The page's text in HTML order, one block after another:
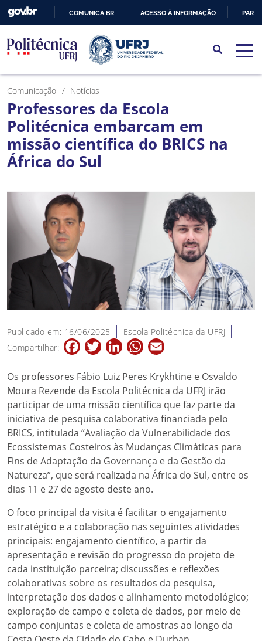
PARA
O
CONTEÚDO
COMUNICA BR ACESSO À INFORMAÇÃO
Comunicação Notícias
Professores da Escola
Politécnica embarcam em
missão científica do BRICS na
África do Sul
Publicado em: 16/06/2025
Escola Politécnica da UFRJ
Compartilhar:
FacebookTwitterLinkedInWhatsApp
Os professores Fábio Luiz Peres Krykhtine e Osvaldo
Moura Rezende da Escola Politécnica da UFRJ irão
participar de uma missão científica que faz parte da
iniciativa de pesquisa colaborativa financiada pelo
BRICS, intitulada “Avaliação da Vulnerabilidade dos
Ecossistemas Costeiros às Mudanças Climáticas para
Fins de Adaptação da Governança e da Gestão da
Natureza”, que será realizada na África do Sul, entre os
dias 11 e 27 de agosto deste ano.
O foco principal da visita é facilitar o engajamento
estratégico e a colaboração nas seguintes atividades
principais: engajamento científico, a partir da
apresentação e revisão do progresso do projeto de
cada instituição parceira; discussões e reflexões
colaborativas sobre os resultados da pesquisa,
interpretação dos dados e alinhamento metodológico;
exploração de campo e coleta de dados, por meio de
campo conjuntas e coleta de amostras ao longo da